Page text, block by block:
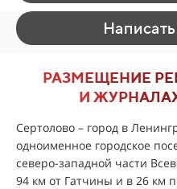
РАЗМЕЩЕНИЕ
И
Сертолово – город в
одноименное городское
северо-западной части
94 км от Гатчины и в 26 км